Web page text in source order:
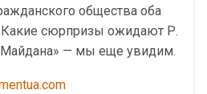
общества оба
сюрпризы ожидают Р.
— мы еще увидим.